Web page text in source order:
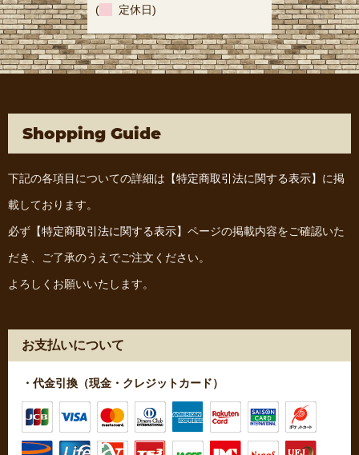
( 定休日)
Shopping Guide
下記の各項目についての詳細は 【特定商取引法に関する表示】 に掲
載しております。
必ず 【特定商取引法に関する表示】 ページの掲載内容をご確認いた
だき、ご了承のうえでご注文ください。
よろしくお願いいたします。
お支払いについて
・代金引換（現金・クレジットカード）